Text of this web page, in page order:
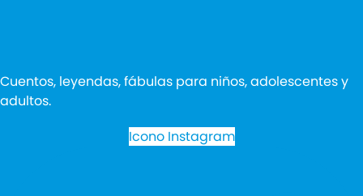
Cuentos, leyendas, fábulas para niños, adolescentes y
adultos.
Icono Instagram